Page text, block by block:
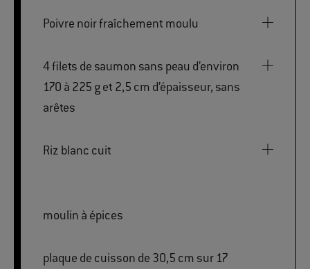
Poivre noir fraîchement moulu
4 filets de saumon sans peau d’environ
170 à 225 g et 2,5 cm d’épaisseur, sans
arêtes
Riz blanc cuit
moulin à épices
plaque de cuisson de 30,5 cm sur 17